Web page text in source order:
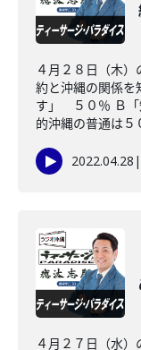
４月２８日（木
約と沖縄の関係を
す」 ５０％ Ｂ
的沖縄の普通は５
2022.04.28 |
４月２７日（水